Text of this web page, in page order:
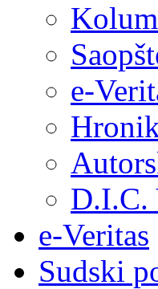
e-
D.I.C.
e-Veritas
Sudski